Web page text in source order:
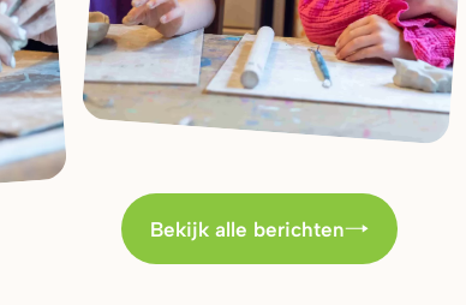
Bekijk alle berichten